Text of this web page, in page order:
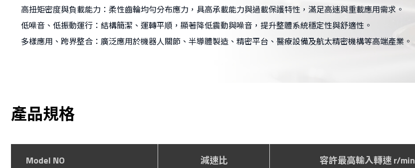
高扭矩密度與負載能力：柔性齒輪均勻分布應力，具高承載能力與過載保護特性，滿足高速與重載應用需求。
低噪音、低振動運行：結構簡潔、運轉平順，顯著降低震動與噪音，提升整體系統穩定性與舒適性。
多樣應用、跨界整合：廣泛應用於機器人關節、半導體製造、精密平台、醫療設備及航太精密機構等高端產業。
產品規格
Model NO 減速比 容許最高輸入轉速 r/min